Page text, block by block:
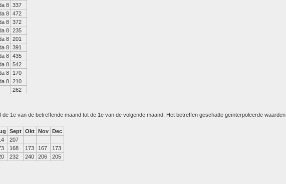
8 337
8 472
8 372
8 235
8 201
8 391
8 435
8 542
8
170
8 210
262
1e van de betreffende maand tot de 1e van de volgende maand. Het betreffen geschatte geïnterpoleerde waarden
Sept Okt Nov Dec
207
168 173 167
173
232 240 206 205